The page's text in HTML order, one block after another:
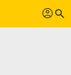
profil search